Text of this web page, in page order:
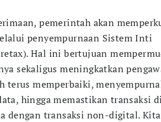
pemerintah akan
penyempurnaan Sistem Inti
Hal ini bertujuan
sekaligus meningkatkan
terus memperbaiki,
hingga memastikan transaksi
dengan transaksi non-digital.